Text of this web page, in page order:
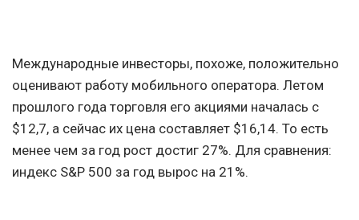
Международные инвесторы, похоже, положительно
оценивают работу мобильного оператора. Летом
прошлого года торговля его акциями началась с
$12,7, а сейчас их цена составляет $16,14. То есть
менее чем за год рост достиг 27%. Для сравнения:
индекс S&P 500 за год вырос на 21%.